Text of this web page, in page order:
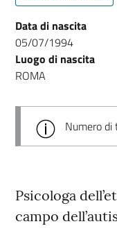
Data di nascita
05/07/1994
Luogo di nascita
ROMA
Numero
Psicologa
campo